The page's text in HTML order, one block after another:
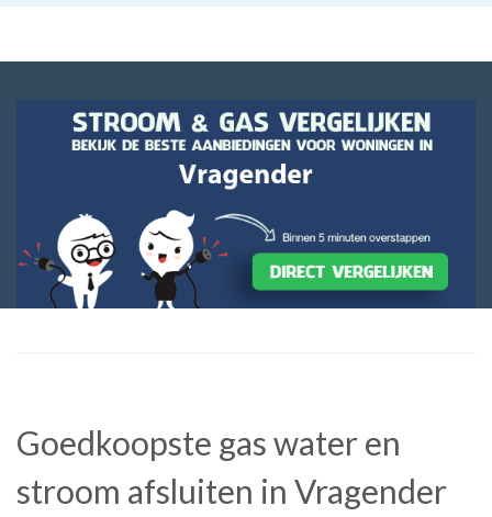
Goedkoopste gas water en
stroom afsluiten in Vragender